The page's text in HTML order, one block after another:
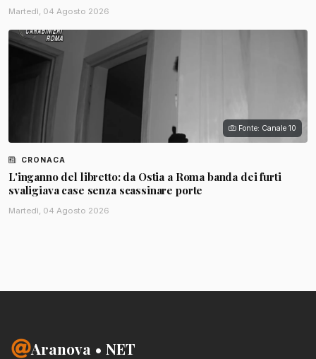
Martedì, 04 Agosto 2026
Fonte: Canale 10
CRONACA
L'inganno del libretto: da Ostia a Roma banda dei furti
svaligiava case senza scassinare porte
Martedì, 04 Agosto 2026
Aranova • NET